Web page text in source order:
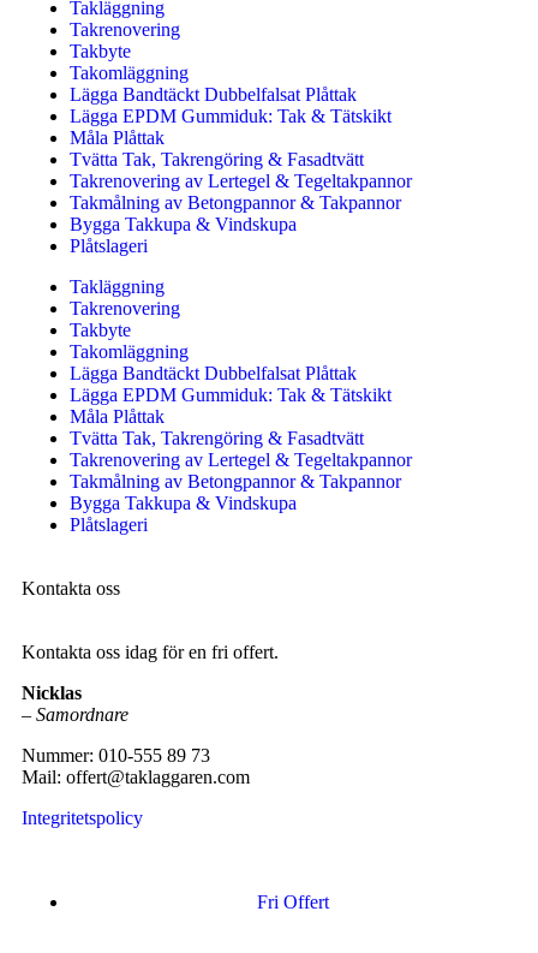
Takläggning
Takrenovering
Takbyte
Takomläggning
Lägga Bandtäckt Dubbelfalsat Plåttak
Lägga EPDM Gummiduk: Tak & Tätskikt
Måla Plåttak
Tvätta Tak, Takrengöring & Fasadtvätt
Takrenovering av Lertegel & Tegeltakpannor
Takmålning av Betongpannor & Takpannor
Bygga Takkupa & Vindskupa
Plåtslageri
Takläggning
Takrenovering
Takbyte
Takomläggning
Lägga Bandtäckt Dubbelfalsat Plåttak
Lägga EPDM Gummiduk: Tak & Tätskikt
Måla Plåttak
Tvätta Tak, Takrengöring & Fasadtvätt
Takrenovering av Lertegel & Tegeltakpannor
Takmålning av Betongpannor & Takpannor
Bygga Takkupa & Vindskupa
Plåtslageri
Kontakta oss
Kontakta oss idag för en fri offert.
Nicklas
– Samordnare
Nummer: 010-555 89 73
Mail: offert@taklaggaren.com
Integritetspolicy
Fri Offert